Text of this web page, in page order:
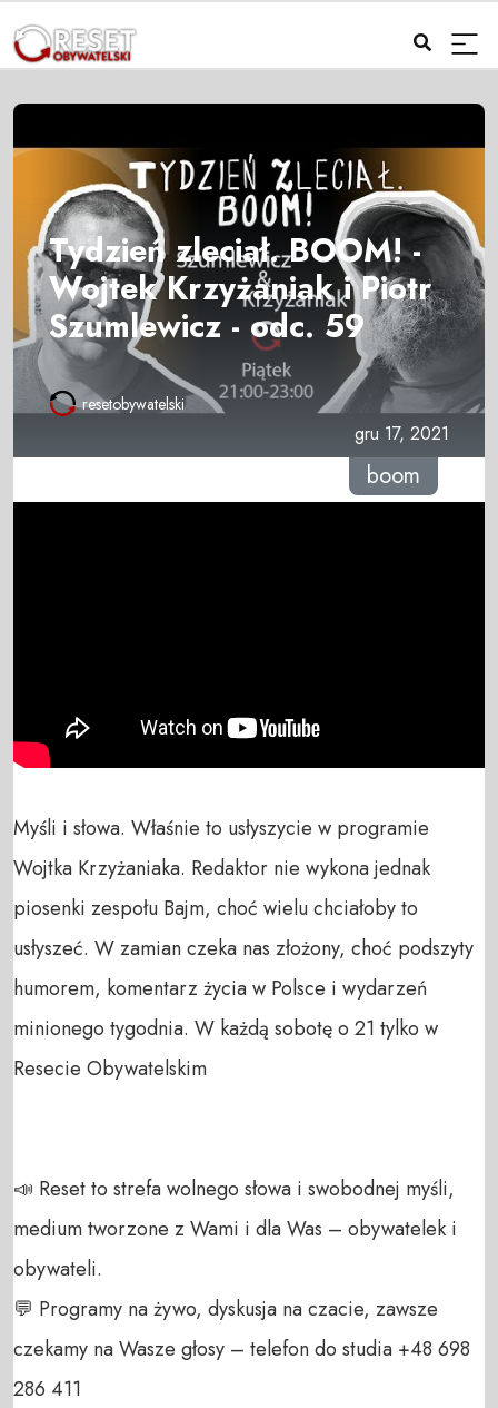
Tydzień zleciał. BOOM! -
Wojtek Krzyżaniak i Piotr
Szumlewicz - odc. 59
resetobywatelski
gru 17, 2021
boom
Myśli i słowa. Właśnie to usłyszycie w programie
Wojtka Krzyżaniaka. Redaktor nie wykona jednak
piosenki zespołu Bajm, choć wielu chciałoby to
usłyszeć. W zamian czeka nas złożony, choć podszyty
humorem, komentarz życia w Polsce i wydarzeń
minionego tygodnia. W każdą sobotę o 21 tylko w
Resecie Obywatelskim
📣 Reset to strefa wolnego słowa i swobodnej myśli,
medium tworzone z Wami i dla Was – obywatelek i
obywateli.
💬 Programy na żywo, dyskusja na czacie, zawsze
czekamy na Wasze głosy – telefon do studia +48 698
286 411